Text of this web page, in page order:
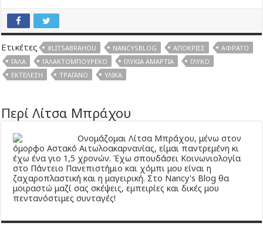
Ετικέτες #LITSABRAHOU NANCYSBLOG ΑΠΌΚΡΙΕΣ
ΑΦΡΆΤΟ
ΓΆΛΑ
ΓΑΛΑΚΤΟΜΠΟΎΡΕΚΟ ΓΛΥΚΙΆ ΑΜΑΡΤΊΑ
ΓΛΥΚΌ
ΕΚΤΈΛΕΣΗ
ΤΡΑΓΑΝΌ ΥΛΙΚΆ
Περί Λίτσα Μπράχου
Ονομάζομαι Λίτσα Μπράχου, μένω στον
όμορφο Αστακό Αιτωλοακαρνανίας, είμαι παντρεμένη κι
έχω ένα γιο 1,5 χρονών. Έχω σπουδάσει Κοινωνιολογία
στο Πάντειο Πανεπιστήμιο και χόμπι μου είναι η
ζαχαροπλαστική και η μαγειρική. Στο Nancy's Blog θα
μοιραστώ μαζί σας σκέψεις, εμπειρίες και δικές μου
πεντανόστιμες συνταγές!